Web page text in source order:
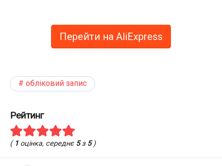
Перейти на AliExpress
обліковий запис
Рейтинг
( 1оцінка, середнє 5з 5)